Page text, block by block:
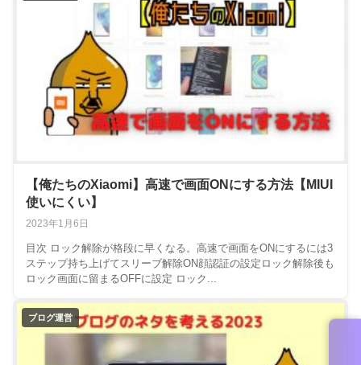
【俺たちのXiaomi】高速で画面ONにする方法【MIUI
使いにくい】
2023年1月6日
目次 ロック解除が格段に早くなる。高速で画面をONにするには3
ステップ持ち上げてスリーブ解除ON顔認証の設定ロック解除後も
ロック画面に留まるOFFに設定 ロック...
ブログ運営